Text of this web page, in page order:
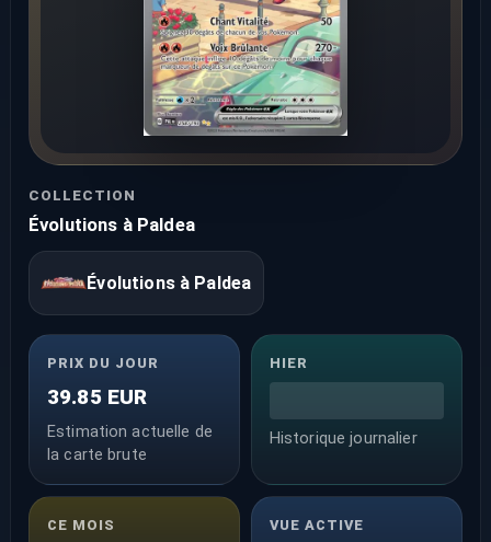
COLLECTION
Évolutions à Paldea
Évolutions à Paldea
PRIX DU JOUR
39.85 EUR
Estimation actuelle de
la carte brute
HIER
Historique journalier
CE MOIS VUE ACTIVE